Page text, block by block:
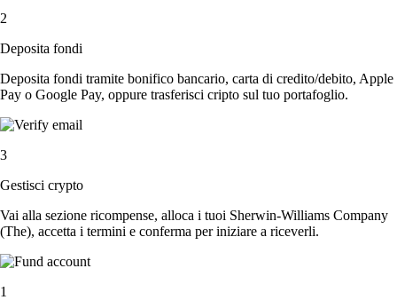
2
Deposita fondi
Deposita fondi tramite bonifico bancario, carta di credito/debito, Apple
Pay o Google Pay, oppure trasferisci cripto sul tuo portafoglio.
3
Gestisci crypto
Vai alla sezione ricompense, alloca i tuoi Sherwin-Williams Company
(The), accetta i termini e conferma per iniziare a riceverli.
1